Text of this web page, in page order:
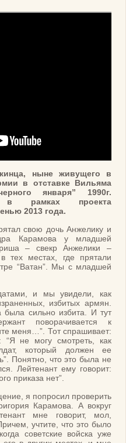
ныне живущего в
в отставке Вильяма
января” 1990г.
в рамках проекта
2013 года.
свою дочь Анжелику и
Карамова у младшей
– свекр Анжелики –
тех местах, где прятали
“Ватан”. Мы с младшей
и мы увидели, как
избитых армян.
сильно избита. И тут
поворачивается к
меня…”. Тот спрашивает:
“Я не могу смотреть, как
который должен ее
Понятно, что это была не
Лейтенант ему говорит:
приказа нет”.
я попросил проверить
Карамова. А вокруг
мне говорит, мол,
учтите, что это было
советские войска уже